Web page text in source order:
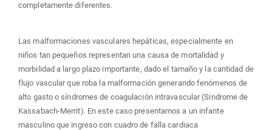
completamente diferentes.
Las malformaciones vasculares hepáticas, especialmente en
niños tan pequeños representan una causa de mortalidad y
morbilidad a largo plazo importante, dado el tamaño y la cantidad de
flujo vascular que roba la malformación generando fenómenos de
alto gasto o síndromes de coagulación intravascular (Sindrome de
Kassabach-Merrit). En este caso presentamos a un infante
masculino que ingreso con cuadro de falla cardiaca